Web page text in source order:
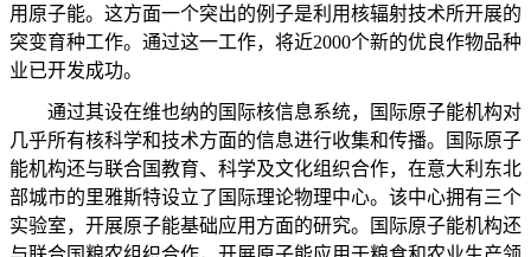
用原子能。这方面一个突出的例子是利用核辐射技术所开展的
突变育种工作。通过这一工作，将近2000个新的优良作物品种
业已开发成功。
通过其设在维也纳的国际核信息系统，国际原子能机构对
几乎所有核科学和技术方面的信息进行收集和传播。国际原子
能机构还与联合国教育、科学及文化组织合作，在意大利东北
部城市的里雅斯特设立了国际理论物理中心。该中心拥有三个
实验室，开展原子能基础应用方面的研究。国际原子能机构还